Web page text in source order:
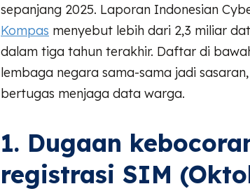
sepanjang 2025. Laporan Indonesian
Kompas menyebut lebih dari 2,3 miliar
dalam tiga tahun terakhir. Daftar di
lembaga negara sama-sama jadi
bertugas menjaga data warga.
1. Dugaan
registrasi SIM